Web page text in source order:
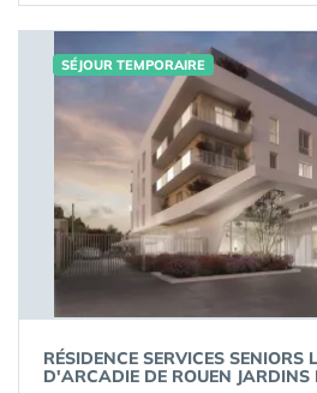
SÉJOUR TEMPORAIRE
RÉSIDENCE SERVICES SENIORS
D'ARCADIE DE ROUEN JARDINS